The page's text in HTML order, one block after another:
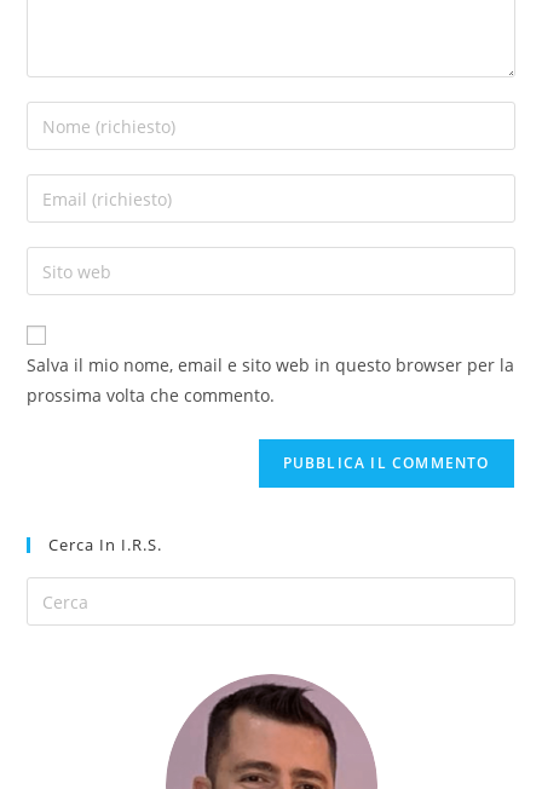
Salva il mio nome, email e sito web in questo browser per la
prossima volta che commento.
Cerca In I.R.S.